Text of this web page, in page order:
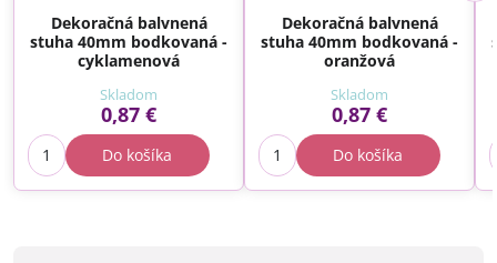
Dekoračná balvnená
stuha 40mm bodkovaná -
cyklamenová
Skladom
0,87 €
Do košíka
Dekoračná balvnená
stuha 40mm bodkovaná -
oranžová
Skladom
0,87 €
Do košíka